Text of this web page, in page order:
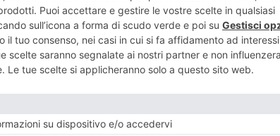
15 APRILE 2015
Torino regina del fumetto diventa
Comics
24
POST RECENTI